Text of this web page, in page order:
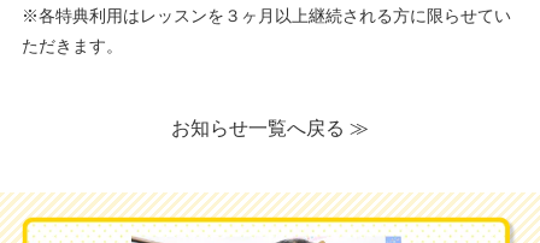
※各特典利用はレッスンを３ヶ月以上継続される方に限らせてい
ただきます。
お知らせ一覧へ戻る ≫